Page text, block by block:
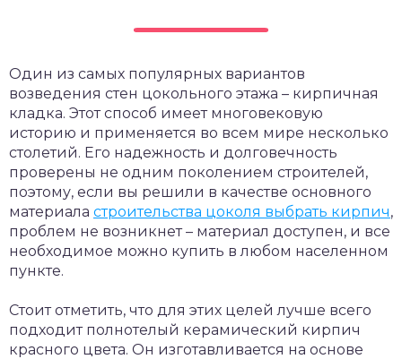
Один из самых популярных вариантов
возведения стен цокольного этажа – кирпичная
кладка. Этот способ имеет многовековую
историю и применяется во всем мире несколько
столетий. Его надежность и долговечность
проверены не одним поколением строителей,
поэтому, если вы решили в качестве основного
материала строительства цоколя выбрать кирпич,
проблем не возникнет – материал доступен, и все
необходимое можно купить в любом населенном
пункте.
Стоит отметить, что для этих целей лучше всего
подходит полнотелый керамический кирпич
красного цвета. Он изготавливается на основе